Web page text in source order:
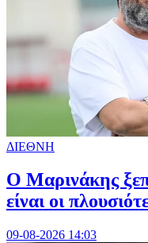
ΔΙΕΘΝΗ
Ο Μαρινάκης
είναι οι
09-08-2026 14:03